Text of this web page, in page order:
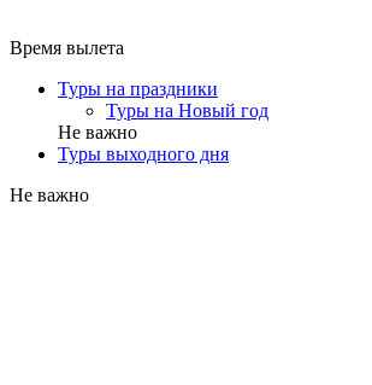
Время вылета
Туры на праздники
Туры на Новый год
Не важно
Туры выходного дня
Не важно